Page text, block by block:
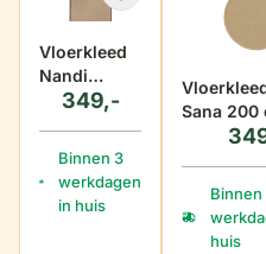
Vloerkleed
Nandi
160x230 cm
349,-
Binnen 3
werkdagen
in huis
Sana 200
rond
Binnen
huis